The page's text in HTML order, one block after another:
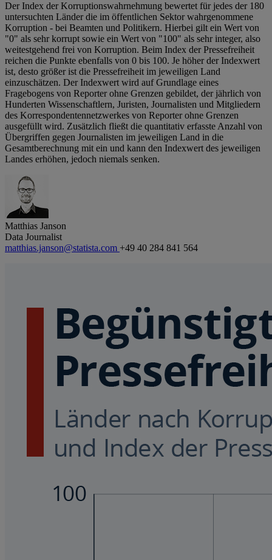
Der Index der Korruptionswahrnehmung bewertet für jedes der 180
untersuchten Länder die im öffentlichen Sektor wahrgenommene
Korruption - bei Beamten und Politikern. Hierbei gilt ein Wert von
"0" als sehr korrupt sowie ein Wert von "100" als sehr integer, also
weitestgehend frei von Korruption. Beim Index der Pressefreiheit
reichen die Punkte ebenfalls von 0 bis 100. Je höher der Indexwert
ist, desto größer ist die Pressefreiheit im jeweiligen Land
einzuschätzen. Der Indexwert wird auf Grundlage eines
Fragebogens von Reporter ohne Grenzen gebildet, der jährlich von
Hunderten Wissenschaftlern, Juristen, Journalisten und Mitgliedern
des Korrespondentennetzwerkes von Reporter ohne Grenzen
ausgefüllt wird. Zusätzlich fließt die quantitativ erfasste Anzahl von
Übergriffen gegen Journalisten im jeweiligen Land in die
Gesamtberechnung mit ein und kann den Indexwert des jeweiligen
Landes erhöhen, jedoch niemals senken.
Matthias Janson
Data Journalist
matthias.janson@statista.com +49 40 284 841 564